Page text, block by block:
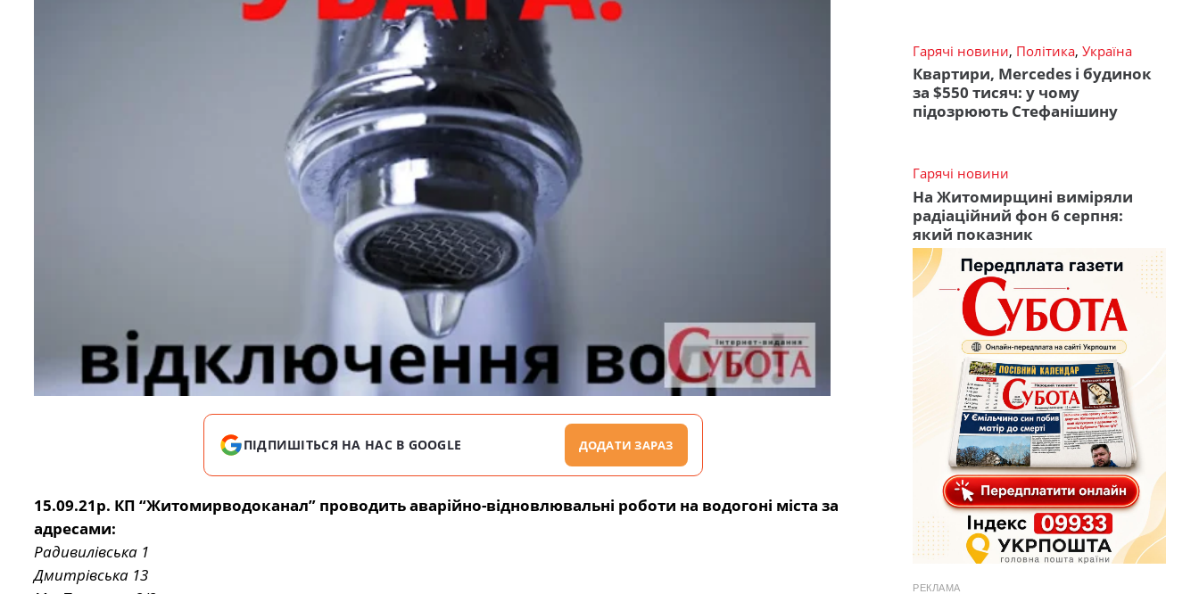
ПІДПИШІТЬСЯ НА НАС В GOOGLE ДОДАТИ ЗАРАЗ
15.09.21р. КП “Житомирводоканал” проводить аварійно-відновлювальні роботи на водогоні міста за
адресами:
Радивилівська 1
Дмитрівська 13
Гарячі новини, Політика, Україна
Квартири, Mercedes і будинок
за $550 тисяч: у чому
підозрюють Стефанішину
Гарячі новини
На Житомирщині виміряли
радіаційний фон 6 серпня:
який показник
РЕКЛАМА